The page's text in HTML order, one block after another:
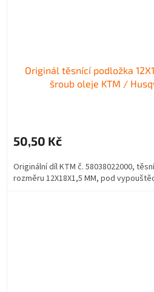
Originál těsnící podložka
šroub oleje KTM /
50,50 Kč
Originální díl KTM č. 58038022000,
rozměru 12X18X1,5 MM, pod